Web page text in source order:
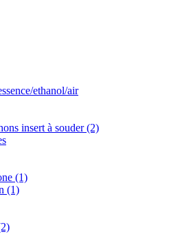
ethanol/air
insert à souder(2)
(1)
(1)